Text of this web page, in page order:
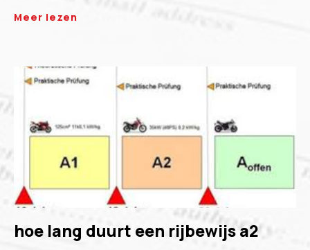
Meer lezen
hoe lang duurt een rijbewijs a2